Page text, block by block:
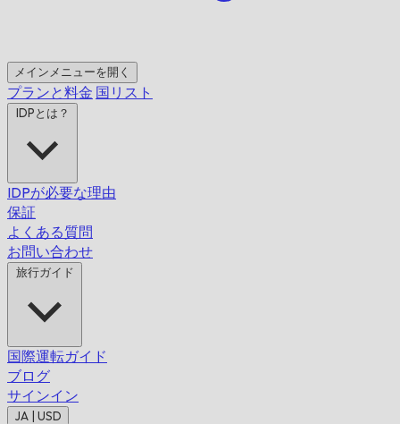
メインメニューを開く
プランと料金 国リスト
IDPとは？
IDPが必要な理由
保証
よくある質問
お問い合わせ
旅行ガイド
国際運転ガイド
ブログ
サインイン
JA | USD